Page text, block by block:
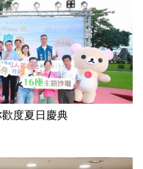
度夏日慶典